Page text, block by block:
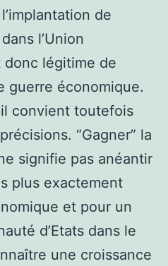
de
l’Union
donc légitime de
guerre économique.
convient toutefois
“Gagner” la
signifie pas anéantir
plus exactement
et pour un
d’Etats dans le
une croissance